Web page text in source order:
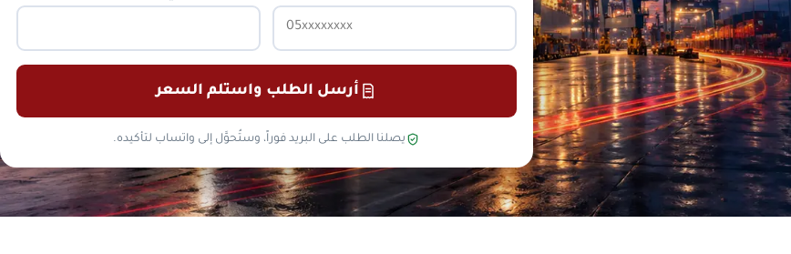
أرسل الطلب واستلم السعر
يصلنا الطلب على البريد فوراً، وستُحوَّل إلى واتساب لتأكيده.